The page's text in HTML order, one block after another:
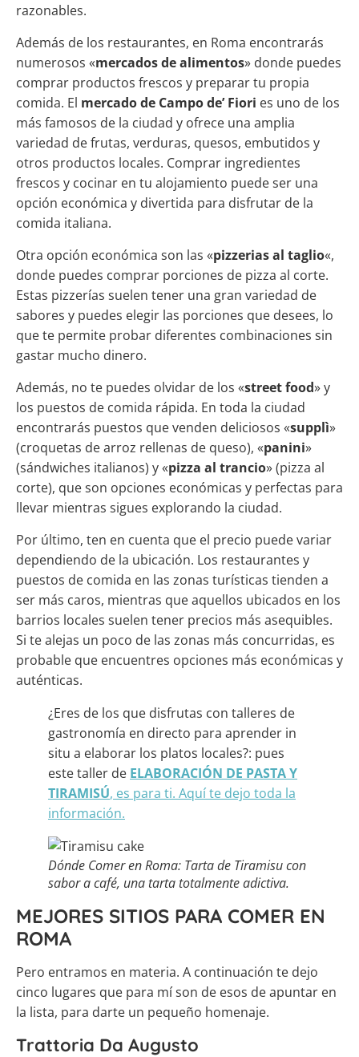
razonables.
Además de los restaurantes, en Roma encontrarás
numerosos «mercados de alimentos» donde puedes
comprar productos frescos y preparar tu propia
comida. El mercado de Campo de’ Fiori es uno de los
más famosos de la ciudad y ofrece una amplia
variedad de frutas, verduras, quesos, embutidos y
otros productos locales. Comprar ingredientes
frescos y cocinar en tu alojamiento puede ser una
opción económica y divertida para disfrutar de la
comida italiana.
Otra opción económica son las «pizzerias al taglio«,
donde puedes comprar porciones de pizza al corte.
Estas pizzerías suelen tener una gran variedad de
sabores y puedes elegir las porciones que desees, lo
que te permite probar diferentes combinaciones sin
gastar mucho dinero.
Además, no te puedes olvidar de los «street food» y
los puestos de comida rápida. En toda la ciudad
encontrarás puestos que venden deliciosos «supplì»
(croquetas de arroz rellenas de queso), «panini»
(sándwiches italianos) y «pizza al trancio» (pizza al
corte), que son opciones económicas y perfectas para
llevar mientras sigues explorando la ciudad.
Por último, ten en cuenta que el precio puede variar
dependiendo de la ubicación. Los restaurantes y
puestos de comida en las zonas turísticas tienden a
ser más caros, mientras que aquellos ubicados en los
barrios locales suelen tener precios más asequibles.
Si te alejas un poco de las zonas más concurridas, es
probable que encuentres opciones más económicas y
auténticas.
¿Eres de los que disfrutas con talleres de
gastronomía en directo para aprender in
situ a elaborar los platos locales?: pues
este taller de ELABORACIÓN DE PASTA Y
TIRAMISÚ, es para ti. Aquí te dejo toda la
información.
Dónde Comer en Roma: Tarta de Tiramisu con
sabor a café, una tarta totalmente adictiva.
MEJORES SITIOS PARA COMER EN
ROMA
Pero entramos en materia. A continuación te dejo
cinco lugares que para mí son de esos de apuntar en
la lista, para darte un pequeño homenaje.
Trattoria Da Augusto